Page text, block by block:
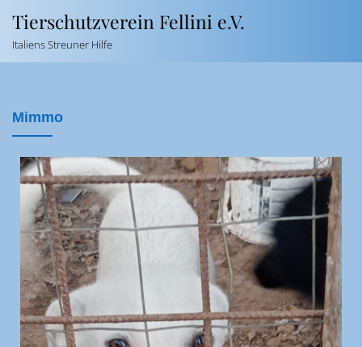
Tierschutzverein Fellini e.V.
Italiens Streuner Hilfe
Mimmo